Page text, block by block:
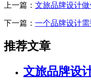
上一篇： 文旅品牌设计做
下一篇： 一个品牌设计需
推荐文章
文旅品牌设